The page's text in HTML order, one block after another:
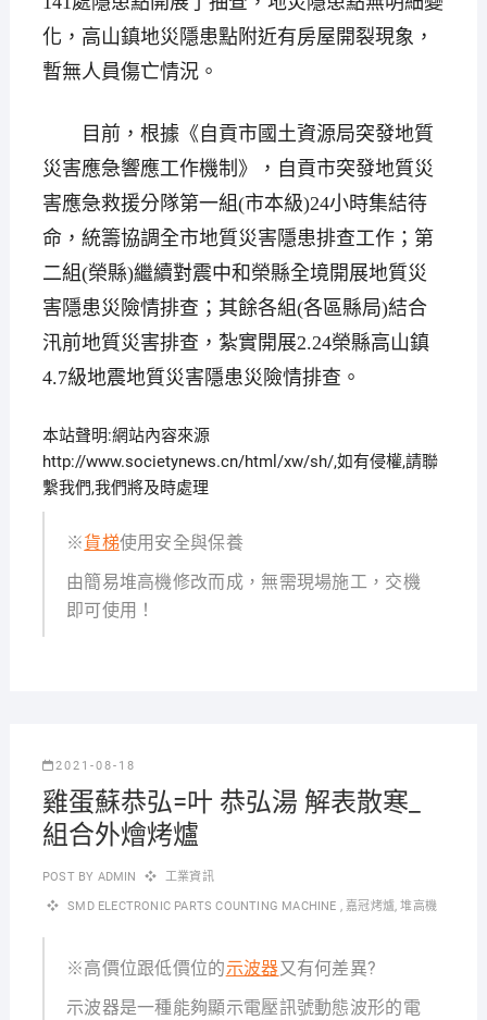
化，高山鎮地災隱患點附近有房屋開裂現象，
暫無人員傷亡情況。
目前，根據《自貢市國土資源局突發地質
災害應急響應工作機制》，自貢市突發地質災
害應急救援分隊第一組(市本級)24小時集結待
命，統籌協調全市地質災害隱患排查工作；第
二組(榮縣)繼續對震中和榮縣全境開展地質災
害隱患災險情排查；其餘各組(各區縣局)結合
汛前地質災害排查，紮實開展2.24榮縣高山鎮
4.7級地震地質災害隱患災險情排查。
本站聲明:網站內容來源
http://www.societynews.cn/html/xw/sh/,如有侵權,請聯
繫我們,我們將及時處理
※貨梯使用安全與保養
由簡易堆高機修改而成，無需現場施工，交機
即可使用！
2021-08-18
雞蛋蘇恭弘=叶 恭弘湯 解表散寒_
組合外燴烤爐
POST BY ADMIN 工業資訊
SMD ELECTRONIC PARTS COUNTING MACHINE , 嘉冠烤爐,堆高機
※高價位跟低價位的示波器又有何差異?
示波器是一種能夠顯示電壓訊號動態波形的電